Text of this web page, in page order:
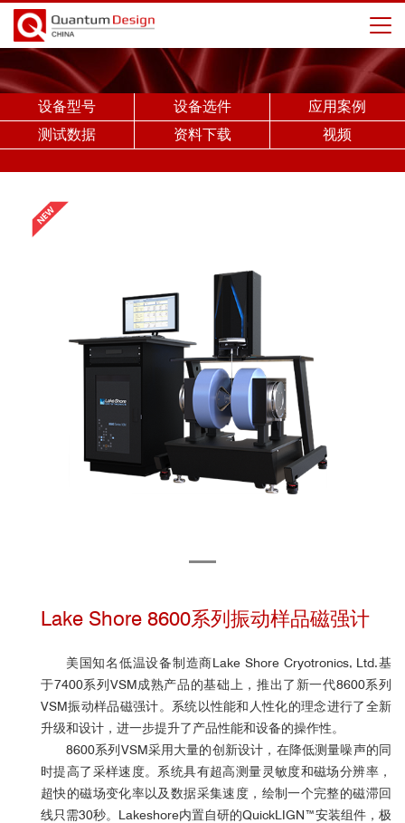
设备型号 设备选件
应用案例
测试数据
资料下载 视频
Lake Shore 8600系列振动样品磁强计
美国知名低温设备制造商Lake Shore Cryotronics, Ltd.基
于7400系列VSM成熟产品的基础上，推出了新一代8600系列
VSM振动样品磁强计。系统以性能和人性化的理念进行了全新
升级和设计，进一步提升了产品性能和设备的操作性。
8600系列VSM采用大量的创新设计，在降低测量噪声的同
时提高了采样速度。系统具有超高测量灵敏度和磁场分辨率，
超快的磁场变化率以及数据采集速度，绘制一个完整的磁滞回
线只需30秒。Lakeshore内置自研的QuickLIGN™安装组件，极